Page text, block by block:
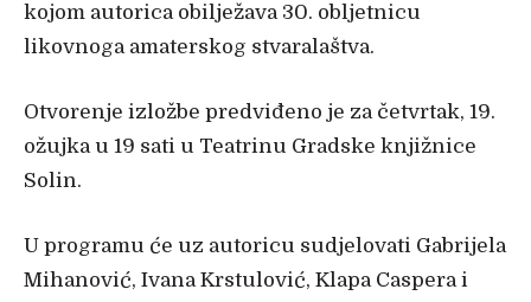
kojom autorica obilježava 30. obljetnicu
likovnoga amaterskog stvaralaštva.
Otvorenje izložbe predviđeno je za četvrtak, 19.
ožujka u 19 sati u Teatrinu Gradske knjižnice
Solin.
U programu će uz autoricu sudjelovati Gabrijela
Mihanović, Ivana Krstulović, Klapa Caspera i